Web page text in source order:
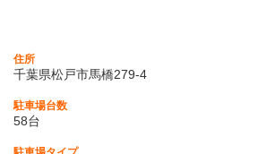
住所
千葉県松戸市馬橋279-4
駐車場台数
58台